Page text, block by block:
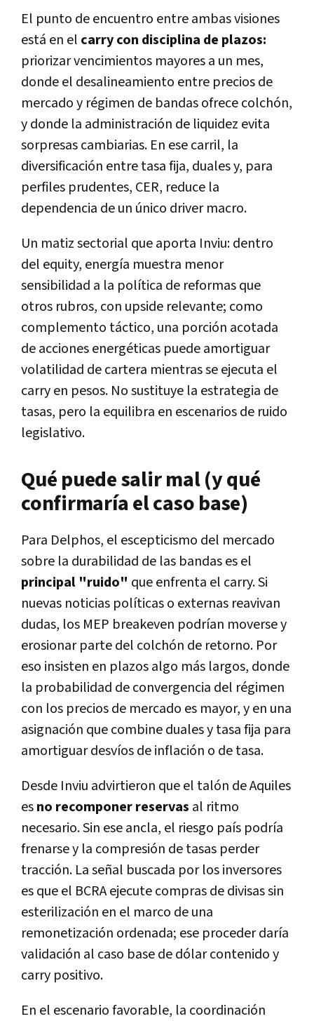
El punto de encuentro entre ambas visiones
está en el carry con disciplina de plazos:
priorizar vencimientos mayores a un mes,
donde el desalineamiento entre precios de
mercado y régimen de bandas ofrece colchón,
y donde la administración de liquidez evita
sorpresas cambiarias. En ese carril, la
diversificación entre tasa fija, duales y, para
perfiles prudentes, CER, reduce la
dependencia de un único driver macro.
Un matiz sectorial que aporta Inviu: dentro
del equity, energía muestra menor
sensibilidad a la política de reformas que
otros rubros, con upside relevante; como
complemento táctico, una porción acotada
de acciones energéticas puede amortiguar
volatilidad de cartera mientras se ejecuta el
carry en pesos. No sustituye la estrategia de
tasas, pero la equilibra en escenarios de ruido
legislativo.
Qué puede salir mal (y qué
confirmaría el caso base)
Para Delphos, el escepticismo del mercado
sobre la durabilidad de las bandas es el
principal "ruido" que enfrenta el carry. Si
nuevas noticias políticas o externas reavivan
dudas, los MEP breakeven podrían moverse y
erosionar parte del colchón de retorno. Por
eso insisten en plazos algo más largos, donde
la probabilidad de convergencia del régimen
con los precios de mercado es mayor, y en una
asignación que combine duales y tasa fija para
amortiguar desvíos de inflación o de tasa.
Desde Inviu advirtieron que el talón de Aquiles
esno recomponer reservas al ritmo
necesario. Sin ese ancla, el riesgo país podría
frenarse y la compresión de tasas perder
tracción. La señal buscada por los inversores
es que el BCRA ejecute compras de divisas sin
esterilización en el marco de una
remonetización ordenada; ese proceder daría
validación al caso base de dólar contenido y
carry positivo.
En el escenario favorable, la coordinación